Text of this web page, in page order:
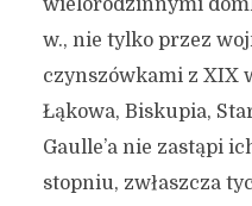
wielorodzinnymi
w., nie tylko przez
czynszówkami z XIX
Łąkowa, Biskupia,
Gaulle’a nie zastąpi
stopniu, zwłaszcza